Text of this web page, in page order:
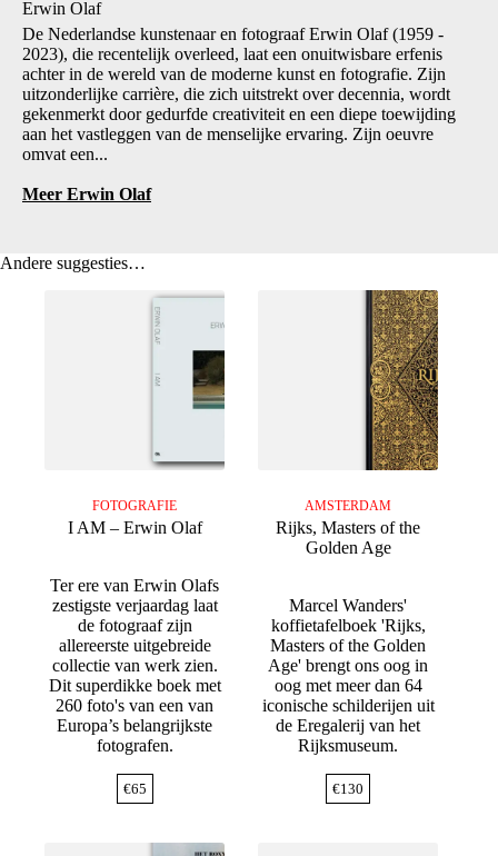
Erwin Olaf
De Nederlandse kunstenaar en fotograaf Erwin Olaf (1959 -
2023), die recentelijk overleed, laat een onuitwisbare erfenis
achter in de wereld van de moderne kunst en fotografie. Zijn
uitzonderlijke carrière, die zich uitstrekt over decennia, wordt
gekenmerkt door gedurfde creativiteit en een diepe toewijding
aan het vastleggen van de menselijke ervaring. Zijn oeuvre
omvat een...
Meer Erwin Olaf
Andere suggesties…
FOTOGRAFIE
I AM – Erwin Olaf
Ter ere van Erwin Olafs
zestigste verjaardag laat
de fotograaf zijn
allereerste uitgebreide
collectie van werk zien.
Dit superdikke boek met
260 foto's van een van
Europa’s belangrijkste
fotografen.
€65
AMSTERDAM
Rijks, Masters of the
Golden Age
Marcel Wanders'
koffietafelboek 'Rijks,
Masters of the Golden
Age' brengt ons oog in
oog met meer dan 64
iconische schilderijen uit
de Eregalerij van het
Rijksmuseum.
€130